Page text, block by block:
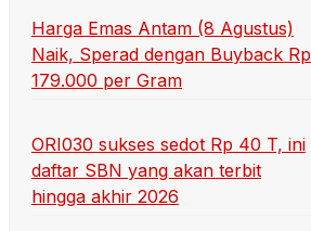
Harga Emas Antam (8 Agustus)
Naik, Sperad dengan Buyback Rp
179.000 per Gram
ORI030 sukses sedot Rp 40 T, ini
daftar SBN yang akan terbit
hingga akhir 2026